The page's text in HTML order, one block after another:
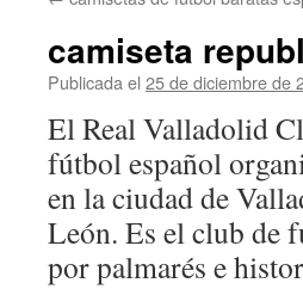
camiseta
Publicada el 25 de diciembre de
El Real Valladolid
fútbol español
en la ciudad de
León. Es el club de
por palmarés e